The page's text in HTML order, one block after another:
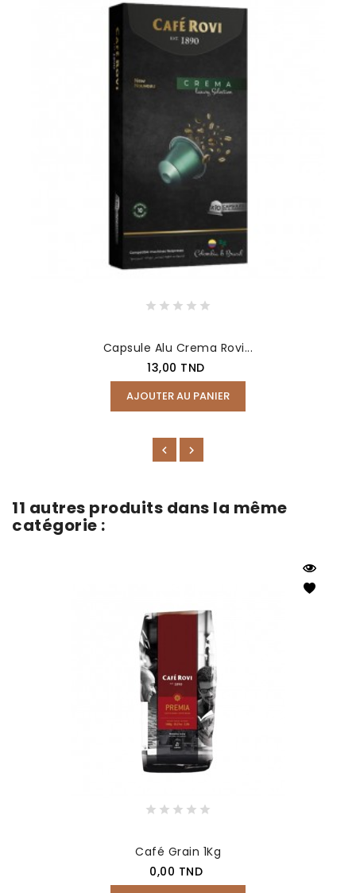
Capsule Alu Crema Rovi...
13,00 TND
AJOUTER AU PANIER
11 autres produits dans la même
catégorie :
Café Grain 1Kg
Prix
0,00 TND